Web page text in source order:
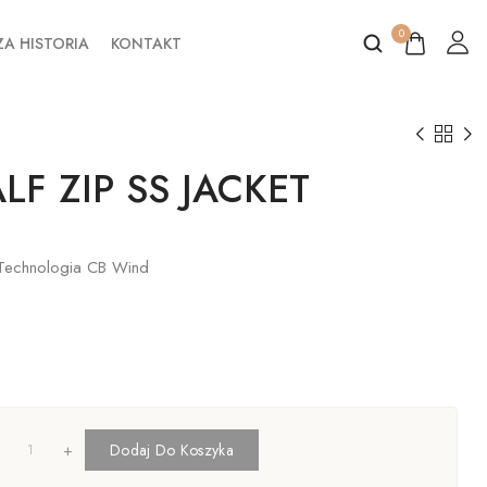
HISTORIA KONTAKT 0
ZIP SS JACKET
CB Wind
+ Dodaj Do Koszyka